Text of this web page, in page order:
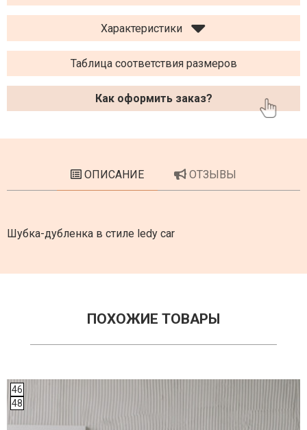
Характеристики
Таблица соответствия размеров
Как оформить заказ?
ОПИСАНИЕ ОТЗЫВЫ
Шубка-дубленка в стиле ledy car
ПОХОЖИЕ ТОВАРЫ
46
48